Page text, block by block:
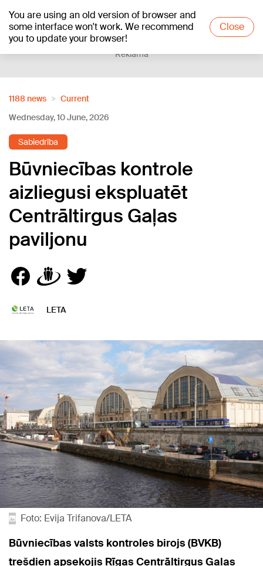
You are using an old version of browser and
some interface won't work. We recommend
you to update your browser!
Close
+21°C
Reklāma
1188 news
Current
Wednesday, 10 June, 2026
Sabiedrība
Būvniecības kontrole
aizliegusi ekspluatēt
Centrāltirgus Gaļas
paviljonu
LETA
Foto: Evija Trifanova/LETA
Būvniecības valsts kontroles birojs (BVKB)
trešdien apsekojis Rīgas Centrāltirgus Gaļas